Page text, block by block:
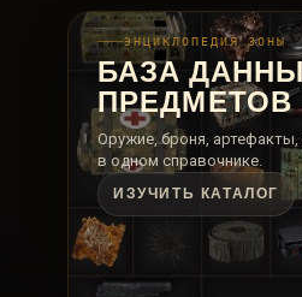
ЭНЦИКЛОПЕДИЯ ЗОНЫ
БАЗА
ПРЕДМЕТОВ
Оружие, броня,
в одном справочнике.
ИЗУЧИТЬ КАТАЛОГ